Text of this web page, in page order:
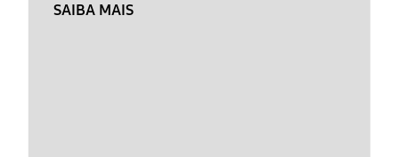
SAIBA MAIS